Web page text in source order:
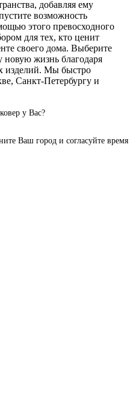
добавляя ему
возможность
этого превосходного
для тех, кто ценит
своего дома. Выберите
жизнь благодаря
изделий. Мы быстро
Санкт-Петербургу и
у Вас?
Ваш город и согласуйте время